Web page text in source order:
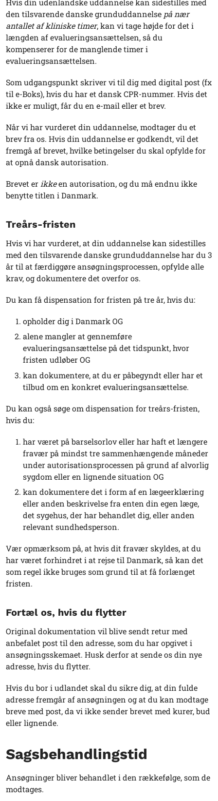
Hvis din udenlandske uddannelse kan sidestilles med
den tilsvarende danske grunduddannelse på nær
antallet af kliniske timer, kan vi tage højde for det i
længden af evalueringsansættelsen, så du
kompenserer for de manglende timer i
evalueringsansættelsen.
Som udgangspunkt skriver vi til dig med digital post (fx
til e-Boks), hvis du har et dansk CPR-nummer. Hvis det
ikke er muligt, får du en e-mail eller et brev.
Når vi har vurderet din uddannelse, modtager du et
brev fra os. Hvis din uddannelse er godkendt, vil det
fremgå af brevet, hvilke betingelser du skal opfylde for
at opnå dansk autorisation.
Brevet er ikkeen autorisation, og du må endnu ikke
benytte titlen i Danmark.
Treårs-fristen
Hvis vi har vurderet, at din uddannelse kan sidestilles
med den tilsvarende danske grunduddannelse har du 3
år til at færdiggøre ansøgningsprocessen, opfylde alle
krav, og dokumentere det overfor os.
Du kan få dispensation for fristen på tre år, hvis du:
opholder dig i Danmark OG
alene mangler at gennemføre
evalueringsansættelse på det tidspunkt, hvor
fristen udløber OG
kan dokumentere, at du er påbegyndt eller har et
tilbud om en konkret evalueringsansættelse.
Du kan også søge om dispensation for treårs-fristen,
hvis du:
har været på barselsorlov eller har haft et længere
fravær på mindst tre sammenhængende måneder
under autorisationsprocessen på grund af alvorlig
sygdom eller en lignende situation OG
kan dokumentere det i form af en lægeerklæring
eller anden beskrivelse fra enten din egen læge,
det sygehus, der har behandlet dig, eller anden
relevant sundhedsperson.
Vær opmærksom på, at hvis dit fravær skyldes, at du
har været forhindret i at rejse til Danmark, så kan det
som regel ikke bruges som grund til at få forlænget
fristen.
Fortæl os, hvis du flytter
Original dokumentation vil blive sendt retur med
anbefalet post til den adresse, som du har opgivet i
ansøgningsskemaet. Husk derfor at sende os din nye
adresse, hvis du flytter.
Hvis du bor i udlandet skal du sikre dig, at din fulde
adresse fremgår af ansøgningen og at du kan modtage
breve med post, da vi ikke sender brevet med kurer, bud
eller lignende.
Sagsbehandlingstid
Ansøgninger bliver behandlet i den rækkefølge, som de
modtages.